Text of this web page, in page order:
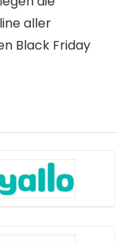
aller
Black Friday